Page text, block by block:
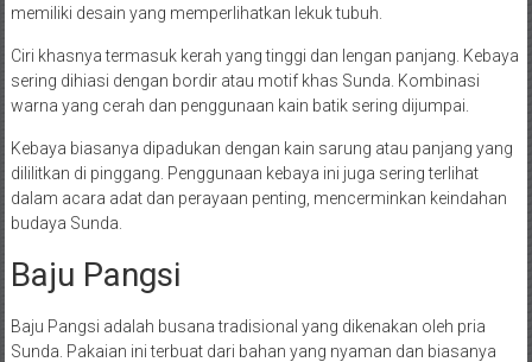
memiliki desain yang memperlihatkan lekuk tubuh.
Ciri khasnya termasuk kerah yang tinggi dan lengan panjang. Kebaya
sering dihiasi dengan bordir atau motif khas Sunda. Kombinasi
warna yang cerah dan penggunaan kain batik sering dijumpai.
Kebaya biasanya dipadukan dengan kain sarung atau panjang yang
dililitkan di pinggang. Penggunaan kebaya ini juga sering terlihat
dalam acara adat dan perayaan penting, mencerminkan keindahan
budaya Sunda.
Baju Pangsi
Baju Pangsi adalah busana tradisional yang dikenakan oleh pria
Sunda. Pakaian ini terbuat dari bahan yang nyaman dan biasanya